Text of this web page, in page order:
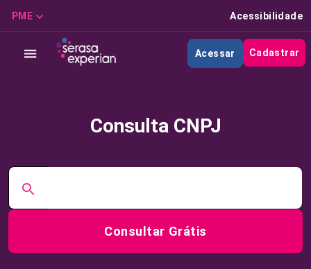
PME Acessibilidade
Acessar Cadastrar
Consulta CNPJ
Consultar Grátis